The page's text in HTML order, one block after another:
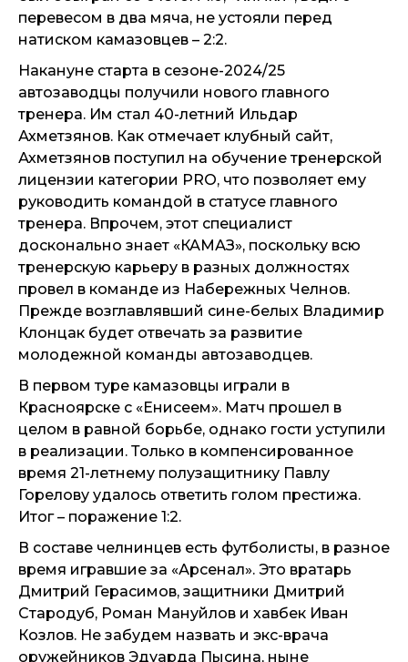
перевесом в два мяча, не устояли перед
натиском камазовцев – 2:2.
Накануне старта в сезоне-2024/25
автозаводцы получили нового главного
тренера. Им стал 40-летний Ильдар
Ахметзянов. Как отмечает клубный сайт,
Ахметзянов поступил на обучение тренерской
лицензии категории PRO, что позволяет ему
руководить командой в статусе главного
тренера. Впрочем, этот специалист
досконально знает «КАМАЗ», поскольку всю
тренерскую карьеру в разных должностях
провел в команде из Набережных Челнов.
Прежде возглавлявший сине-белых Владимир
Клонцак будет отвечать за развитие
молодежной команды автозаводцев.
В первом туре камазовцы играли в
Красноярске с «Енисеем». Матч прошел в
целом в равной борьбе, однако гости уступили
в реализации. Только в компенсированное
время 21-летнему полузащитнику Павлу
Горелову удалось ответить голом престижа.
Итог – поражение 1:2.
В составе челнинцев есть футболисты, в разное
время игравшие за «Арсенал». Это вратарь
Дмитрий Герасимов, защитники Дмитрий
Стародуб, Роман Мануйлов и хавбек Иван
Козлов. Не забудем назвать и экс-врача
оружейников Эдуарда Пысина, ныне